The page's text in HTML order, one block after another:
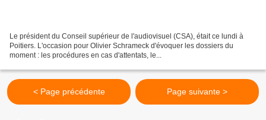
Le président du Conseil supérieur de l'audiovisuel (CSA), était ce lundi à
Poitiers. L'occasion pour Olivier Schrameck d'évoquer les dossiers du
moment : les procédures en cas d'attentats, le...
< Page précédente Page suivante >